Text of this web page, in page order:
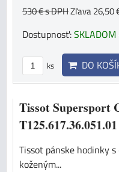
530 €s DPHZľava 26,50
Dostupnosť:
ks DO
Tissot Supersport
Tissot pánske hodinky
koženým...